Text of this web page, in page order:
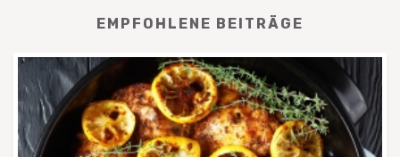
EMPFOHLENE BEITRÄGE